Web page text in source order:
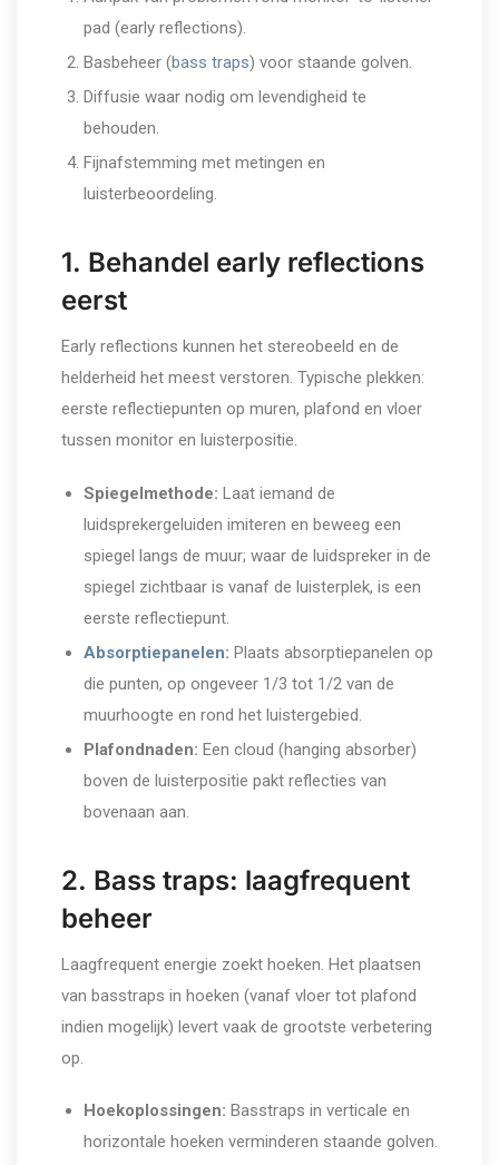
pad (early reflections).
Basbeheer (bass traps) voor staande golven.
Diffusie waar nodig om levendigheid te
behouden.
Fijnafstemming met metingen en
luisterbeoordeling.
1. Behandel early reflections
eerst
Early reflections kunnen het stereobeeld en de
helderheid het meest verstoren. Typische plekken:
eerste reflectiepunten op muren, plafond en vloer
tussen monitor en luisterpositie.
Spiegelmethode: Laat iemand de
luidsprekergeluiden imiteren en beweeg een
spiegel langs de muur; waar de luidspreker in de
spiegel zichtbaar is vanaf de luisterplek, is een
eerste reflectiepunt.
Absorptiepanelen: Plaats absorptiepanelen op
die punten, op ongeveer 1/3 tot 1/2 van de
muurhoogte en rond het luistergebied.
Plafondnaden: Een cloud (hanging absorber)
boven de luisterpositie pakt reflecties van
bovenaan aan.
2. Bass traps: laagfrequent
beheer
Laagfrequent energie zoekt hoeken. Het plaatsen
van basstraps in hoeken (vanaf vloer tot plafond
indien mogelijk) levert vaak de grootste verbetering
op.
Hoekoplossingen: Basstraps in verticale en
horizontale hoeken verminderen staande golven.